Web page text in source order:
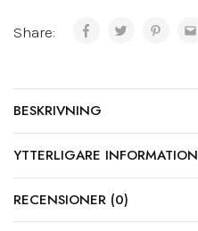
Share:
BESKRIVNING
YTTERLIGARE INFORMATION
RECENSIONER (0)